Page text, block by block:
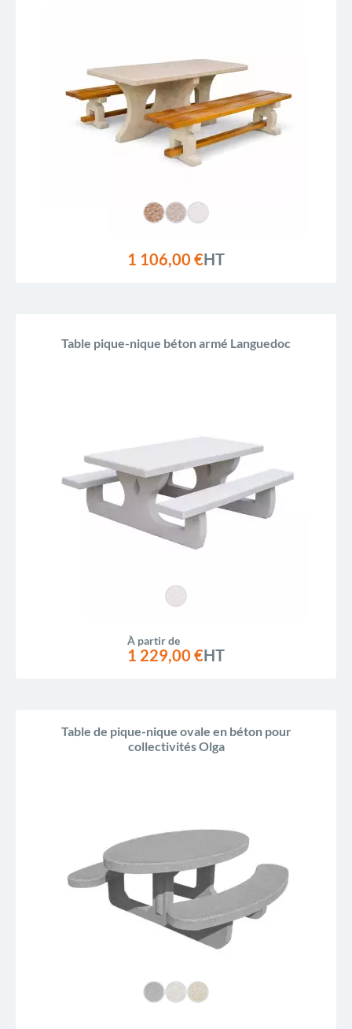
1 106,00 €HT
Table pique-nique béton armé Languedoc
À partir de
1 229,00 €HT
Table de pique-nique ovale en béton pour
collectivités Olga